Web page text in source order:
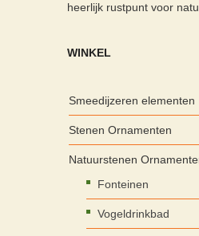
heerlijk rustpunt voor
WINKEL
Smeedijzeren elementen
Stenen Ornamenten
Natuurstenen
Fonteinen
Vogeldrinkbad